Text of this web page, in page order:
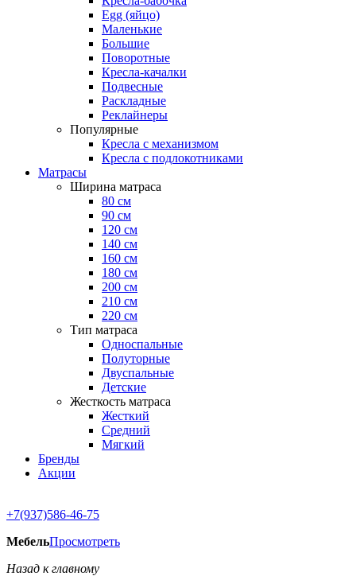
Egg (яйцо)
Маленькие
Большие
Поворотные
Кресла-качалки
Подвесные
Раскладные
Реклайнеры
Популярные
Кресла с механизмом
Кресла с подлокотниками
Матрасы
Ширина матраса
80 см
90 см
120 см
140 см
160 см
180 см
200 см
210 см
220 см
Тип матраса
Односпальные
Полуторные
Двуспальные
Детские
Жесткость матраса
Жесткий
Средний
Мягкий
Бренды
Акции
+7(937)586-46-75
МебельПросмотреть
Назад к главному